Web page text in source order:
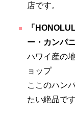
店です。
「
ー・カンパ
ハワイ産の
ョップ
ここのハン
たい絶品です